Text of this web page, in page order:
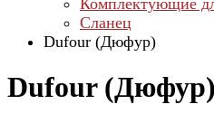
Комплектующие
Сланец
Dufour (Дюфур)
Dufour (Дюфур)